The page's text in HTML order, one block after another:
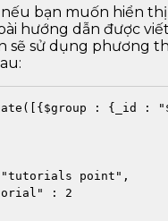
bạn muốn hiển
hướng dẫn được
sẽ sử dụng phương
: {_id :
point",
: 2